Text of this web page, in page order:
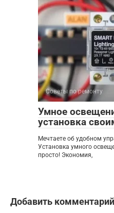
Советы по ремонту
Умное
установка
Мечтаете об удобном
Установка умного
просто! Экономия,
Добавить комментарий